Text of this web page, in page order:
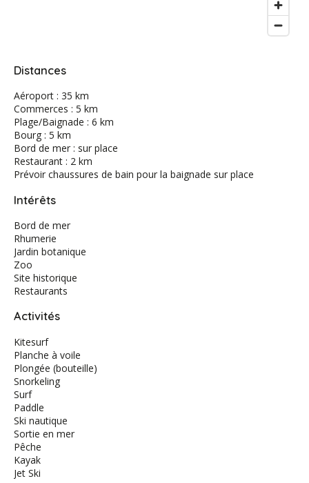
Distances
Aéroport : 35 km
Commerces : 5 km
Plage/Baignade : 6 km
Bourg : 5 km
Bord de mer : sur place
Restaurant : 2 km
Prévoir chaussures de bain pour la baignade sur place
Intérêts
Bord de mer
Rhumerie
Jardin botanique
Zoo
Site historique
Restaurants
Activités
Kitesurf
Planche à voile
Plongée (bouteille)
Snorkeling
Surf
Paddle
Ski nautique
Sortie en mer
Pêche
Kayak
Jet Ski